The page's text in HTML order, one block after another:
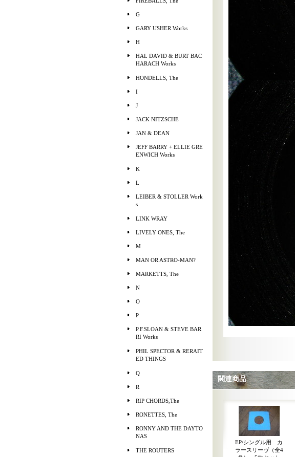
G
GARY USHER Works
H
HAL DAVID & BURT BAC
HARACH Works
HONDELLS, The
I
J
JACK NITZSCHE
JAN & DEAN
JEFF BARRY + ELLIE GRE
ENWICH Works
K
L
LEIBER & STOLLER Work
s
LINK WRAY
LIVELY ONES, The
M
MAN OR ASTRO-MAN?
MARKETTS, The
N
O
P
P.F.SLOAN & STEVE BAR
RI Works
PHIL SPECTOR & RERAIT
ED THINGS
Q
R
RIP CHORDS,The
RONETTES, The
RONNY AND THE DAYTO
NAS
THE ROUTERS
関連商品
EP/シングル用 カ
ラースリーヴ（全4